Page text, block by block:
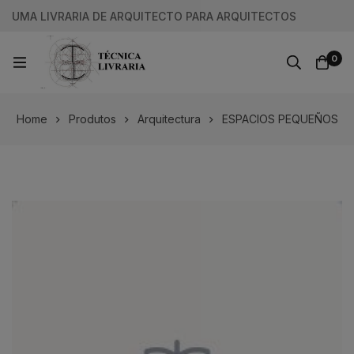
UMA LIVRARIA DE ARQUITECTO PARA ARQUITECTOS
0
Home Produtos Arquitectura ESPACIOS PEQUEÑOS